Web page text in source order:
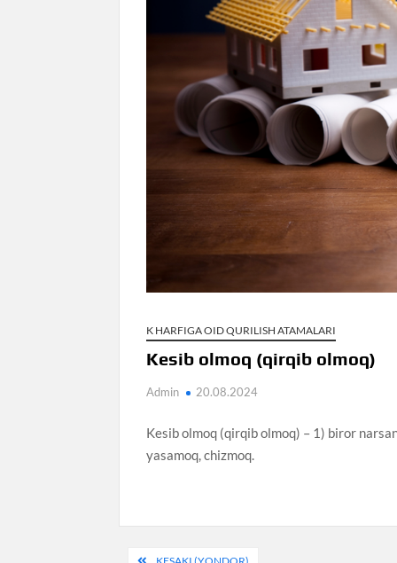
K HARFIGA OID QURILISH ATAMALARI
Kesib olmoq (qirqib olmoq)
Admin 20.08.2024
Kesib olmoq (qirqib olmoq) – 1) biror
yasamoq, chizmoq.